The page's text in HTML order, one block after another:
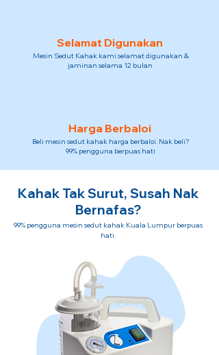
Selamat Digunakan
Mesin Sedut Kahak kami selamat digunakan &
jaminan selama 12 bulan
Harga Berbaloi
Beli mesin sedut kahak harga berbaloi. Nak beli?
99% pengguna berpuas hati
Kahak Tak Surut, Susah Nak
Bernafas?
99% pengguna mesin sedut kahak Kuala Lumpur berpuas
hati.